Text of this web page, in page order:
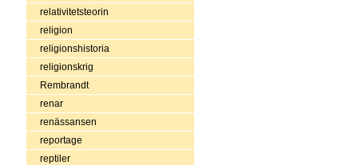
relativitetsteorin
religion
religionshistoria
religionskrig
Rembrandt
renar
renässansen
reportage
reptiler